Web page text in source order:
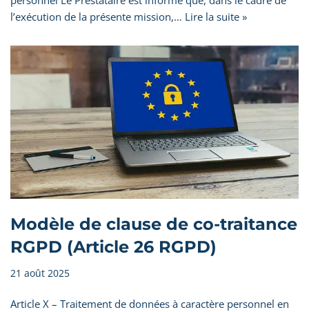
l’exécution de la présente mission,… Lire la suite »
Modèle de clause de co-traitance
RGPD (Article 26 RGPD)
21 août 2025
Article X – Traitement de données à caractère personnel en